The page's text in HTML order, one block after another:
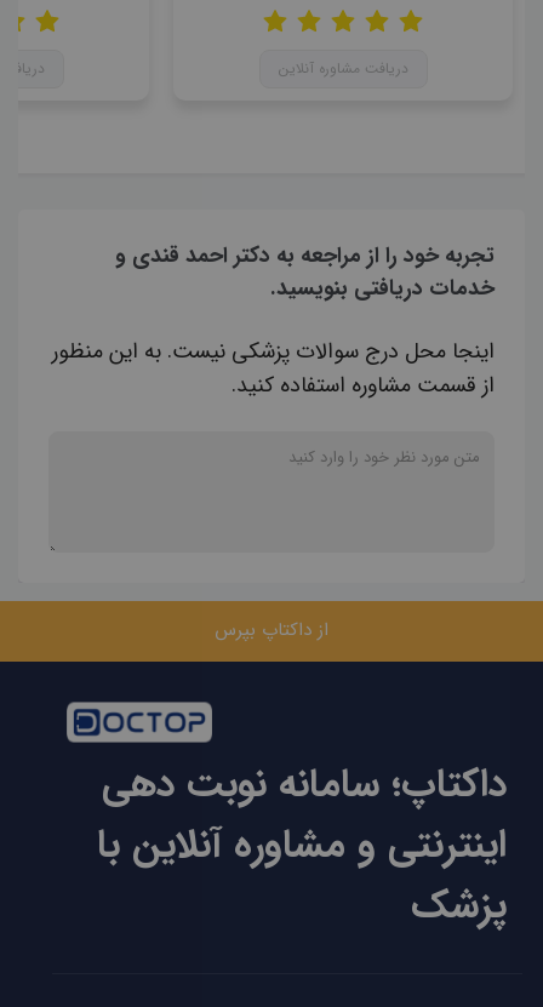
دریافت مشاوره آنلاین
تجربه خود را از مراجعه به دکتر احمد قندی و
خدمات دریافتی بنویسید.
اینجا محل درج سوالات پزشکی نیست. به این منظور
از قسمت مشاوره استفاده کنید.
از داکتاپ بپرس
داکتاپ؛ سامانه نوبت دهی
اینترنتی و مشاوره آنلاین با
پزشک